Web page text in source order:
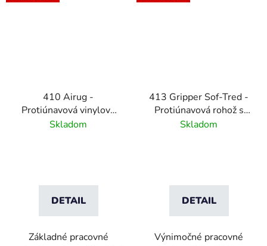
410 Airug -
Protiúnavová vinylová
rohož s rebrovým
Skladom
DETAIL
Základné pracovné
413 Gripper Sof-Tred -
Protiúnavová rohož s
vrstvou Dyna-Shield a
Skladom
DETAIL
Výnimočné pracovné